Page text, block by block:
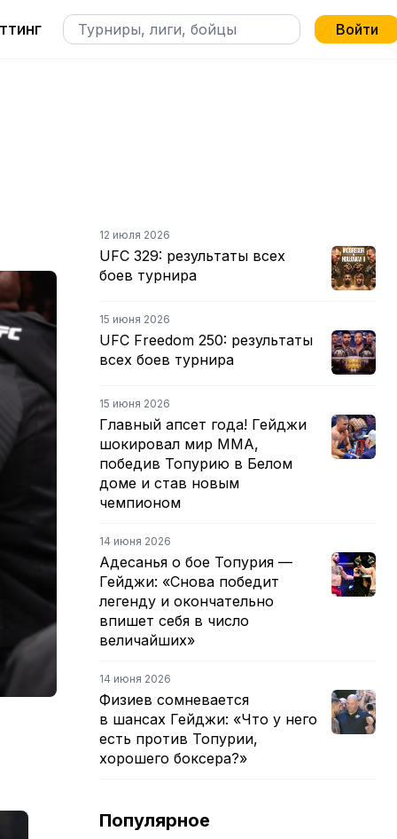
Войти
12 июля 2026
UFC 329: результаты всех
боев турнира
15 июня 2026
UFC Freedom 250: результаты
всех боев турнира
15 июня 2026
Главный апсет года! Гейджи
шокировал мир ММА,
победив Топурию в Белом
доме и став новым
чемпионом
14 июня 2026
Адесанья о бое Топурия —
Гейджи: «Снова победит
легенду и окончательно
впишет себя в число
величайших»
14 июня 2026
Физиев сомневается
в шансах Гейджи: «Что у него
есть против Топурии,
хорошего боксера?»
Популярное